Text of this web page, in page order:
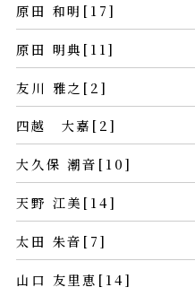
原田 和明[17]
原田 明典[11]
友川 雅之[2]
四越 大嘉[2]
大久保 潮音[10]
天野 江美[14]
太田 朱音[7]
山口 友里恵[14]